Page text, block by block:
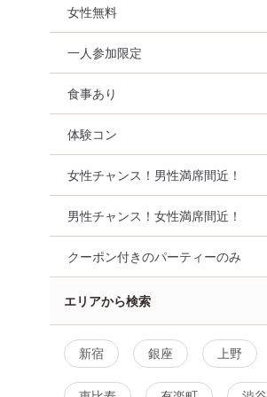
女性無料
一人参加限定
食事あり
体験コン
女性チャンス！男性満席間近！
男性チャンス！女性満席間近！
クーポン付きのパーティーのみ
エリアから検索
新宿 銀座 上野